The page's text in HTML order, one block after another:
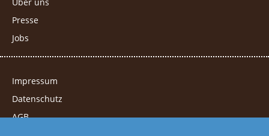
Presse
Jobs
Impressum
Datenschutz
AGB